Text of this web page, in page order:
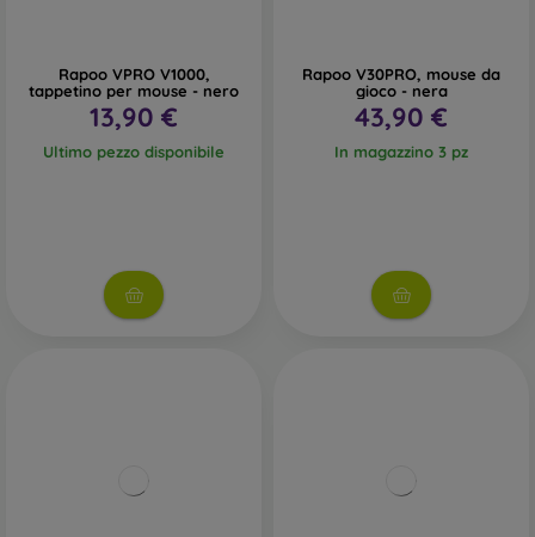
Rapoo VPRO V1000,
tappetino per mouse - nero
13,90 €
Ultimo pezzo disponibile
Rapoo V30PRO, mouse da
gioco - nera
43,90 €
In magazzino 3 pz